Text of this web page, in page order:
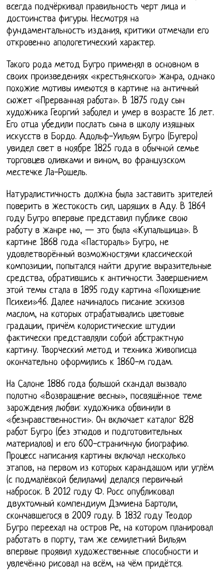
всегда подчёркивал правильность черт лица и
достоинства фигуры. Несмотря на
фундаментальность издания, критики отмечали его
откровенно апологетический характер.
Такого рода метод Бугро применял в основном в
своих произведениях «крестьянского» жанра, однако
похожие мотивы имеются в картине на античный
сюжет «Прерванная работа». В 1875 году сын
художника Георгий заболел и умер в возрасте 16 лет.
Его отца убедили послать сына в школу изящных
искусств в Бордо. Адольф-Уильям Бугро (Бугеро)
увидел свет в ноябре 1825 года в обычной семье
торговцев оливками и вином, во французском
местечке Ла-Рошель.
Натуралистичность должна была заставить зрителей
поверить в жестокость сил, царящих в Аду. В 1864
году Бугро впервые представил публике свою
работу в жанре ню, — это была «Купальщица». В
картине 1868 года «Пастораль» Бугро, не
удовлетворённый возможностями классической
композиции, попытался найти другие выразительные
средства, обратившись к античности. Завершением
этой темы стала в 1895 году картина «Похищение
Психеи»46. Далее начиналось писание эскизов
маслом, на которых отрабатывались цветовые
градации, причём колористические штудии
фактически представляли собой абстрактную
картину. Творческий метод и техника живописца
окончательно оформились к 1860-м годам.
На Салоне 1886 года большой скандал вызвало
полотно «Возвращение весны», посвящённое теме
зарождения любви: художника обвинили в
«безнравственности». Он включает каталог 828
работ Бугро (без этюдов и подготовительных
материалов) и его 600-страничную биографию.
Процесс написания картины включал несколько
этапов, на первом из которых карандашом или углём
(с подмалёвкой белилами) делался первичный
набросок. В 2012 году Ф. Росс опубликовал
двухтомный компендиум Дэмиена Бартоли,
скончавшегося в 2009 году. В 1832 году Теодор
Бугро переехал на остров Ре, на котором планировал
работать в порту, там же семилетний Вильям
впервые проявил художественные способности и
увлечённо рисовал на всём, на чём придётся.